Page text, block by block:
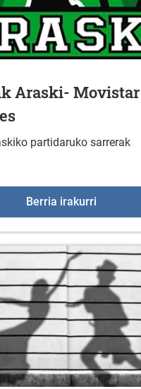
Araski- Movistar
partidaruko sarrerak
Berria irakurri